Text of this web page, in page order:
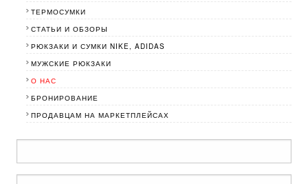
ТЕРМОСУМКИ
СТАТЬИ И ОБЗОРЫ
МУЖСКИЕ РЮКЗАКИ
О НАС
БРОНИРОВАНИЕ
ПРОДАВЦАМ НА МАРКЕТПЛЕЙСАХ